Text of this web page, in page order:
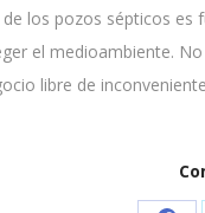
los pozos sépticos
el medioambiente.
libre de